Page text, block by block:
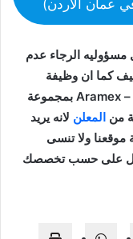
الرجاء عدم
كما ان وظيفة
(وظائف شاغرة لدى شركة أرامكس الدولية – Aramex بمجموعة
من المعلن لانه يريد
ولا تنسى
على حسب تخصصك